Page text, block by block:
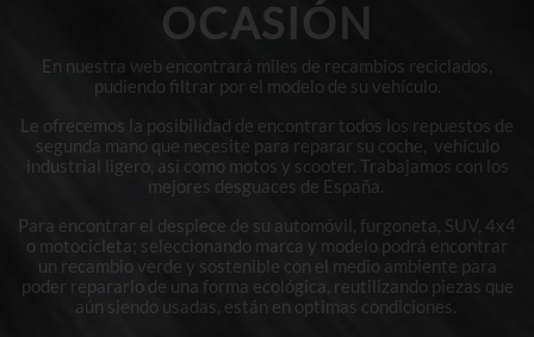
OCASIÓN
En nuestra web encontrará miles de recambios reciclados,
pudiendo filtrar por el modelo de su vehículo.
Le ofrecemos la posibilidad de encontrar todos los repuestos de
segunda mano que necesite para reparar su coche, vehículo
industrial ligero, así como motos y scooter. Trabajamos con los
mejores desguaces de España.
Para encontrar el despiece de su automóvil, furgoneta, SUV, 4x4
o motocicleta; seleccionando marca y modelo podrá encontrar
un recambio verde y sostenible con el medio ambiente para
poder repararlo de una forma ecológica, reutilizando piezas que
aún siendo usadas, están en optimas condiciones.